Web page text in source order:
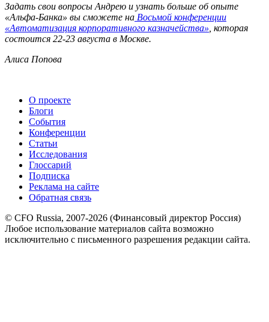
Задать свои вопросы Андрею и узнать больше об опыте
«Альфа-Банка» вы сможете на Восьмой конференции
«Автоматизация корпоративного казначейства» , которая
состоится 22-23 августа в Москве.
Алиса Попова
О проекте
Блоги
События
Конференции
Статьи
Исследования
Глоссарий
Подписка
Реклама на сайте
Обратная связь
© CFO Russia, 2007-2026 (Финансовый директор Россия)
Любое использование материалов сайта возможно
исключительно с письменного разрешения редакции сайта.